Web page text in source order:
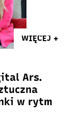
WIĘCEJ +
Ars.
w rytm